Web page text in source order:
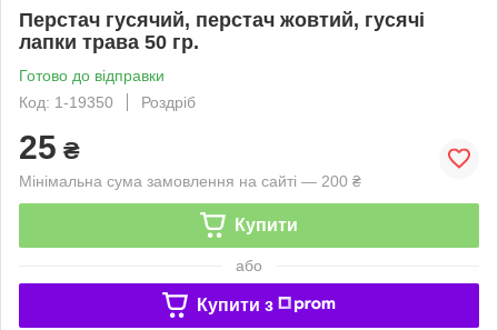
Перстач гусячий, перстач жовтий, гусячі
лапки трава 50 гр.
Готово до відправки
Код: 1-19350
Роздріб
25 ₴
Мінімальна сума замовлення на сайті — 200 ₴
Купити
або
Купити з